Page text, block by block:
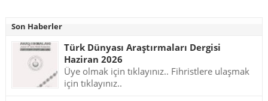
Son Haberler
Türk Dünyası Araştırmaları Dergisi
Haziran 2026
Üye olmak için tıklayınız.. Fihristlere ulaşmak
için tıklayınız..